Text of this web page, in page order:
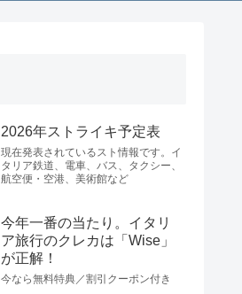
2026年ストライキ予定表
現在発表されているスト情報です。イ
タリア鉄道、電車、バス、タクシー、
航空便・空港、美術館など
今年一番の当たり。イタリ
ア旅行のクレカは「Wise」
が正解！
今なら無料特典／割引クーポン付き